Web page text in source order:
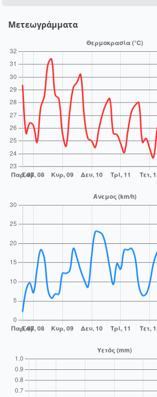
Μετεωγράμματα